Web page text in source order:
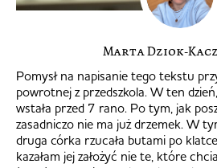
Marta Dziok-
Pomysł na napisanie tego tekstu
powrotnej z przedszkola. W ten
wstała przed 7 rano. Po tym, jak
zasadniczo nie ma już drzemek. W
druga córka rzucała butami po
kazałam jej założyć nie te, które